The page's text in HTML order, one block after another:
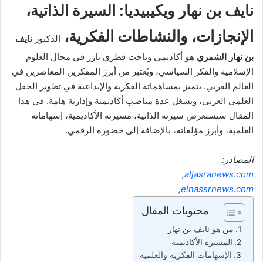
نايف بن نهار ويكيبيديا: السيرة الذاتية،
الإنجازات، والنشاطات الفكرية، الدكتور نايف
بن نهار الشمري هو أكاديمي وباحث قطري بارز في مجال العلوم
الإسلامية والفكر السياسي، ويُعتبر من أبرز المفكرين المعاصرين في
العالم العربي. يتميز بمساهماته الفكرية والإبداعية في تطوير الحقل
العلمي العربي، ويشغل عدة مناصب أكاديمية وإدارية هامة. في هذا
المقال سنستعرض سيرته الذاتية، مسيرته الأكاديمية، إسهاماته
العلمية، وأبرز مؤلفاته، بالإضافة إلى حضوره الرقمي.
المصادر:
aljasranews.com
,
elnassrnews.com
,
محتويات المقال
من هو نايف بن نهار
المسيرة الأكاديمية
الإسهامات الفكرية والعلمية